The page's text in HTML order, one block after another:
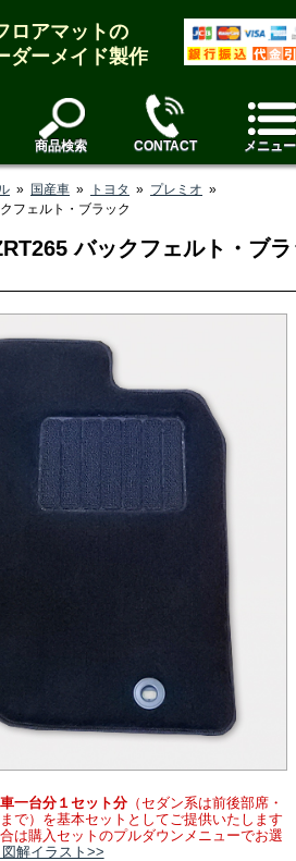
ロアマットの
ダーメイド製作
商品検索 CONTACT メニュー
» 国産車 » トヨタ » プレミオ »
フェルト・ブラック
バックフェルト・ブ
一台分１セット分（セダン系は前後部席・
で）を基本セットとしてご提供いたします
は購入セットのプルダウンメニューでお選
解イラスト>>